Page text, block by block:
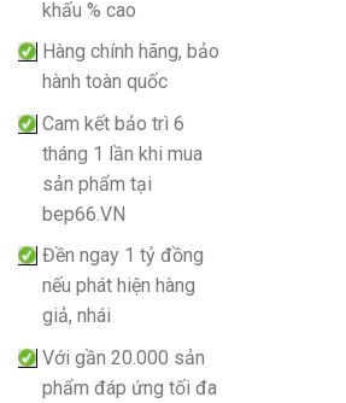
khấu % cao
Hàng chính hãng, bảo
hành toàn quốc
Cam kết bảo trì 6
tháng 1 lần khi mua
sản phẩm tại
bep66.VN
Đền ngay 1 tỷ đồng
nếu phát hiện hàng
giả, nhái
Với gần 20.000 sản
phẩm đáp ứng tối đa